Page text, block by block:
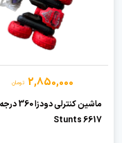
2,850,000 تومان
ماشین کنترلی دودزا 360 درجه
Stunts 6617